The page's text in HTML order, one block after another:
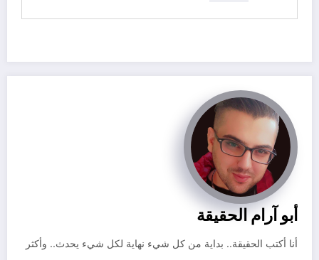
أبو آرام الحقيقة
أنا أكتب الحقيقة.. بداية من كل شيء نهاية لكل شيء يحدث.. وأكثر